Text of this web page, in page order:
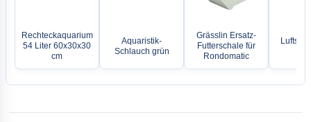
Rechteckaquarium
54 Liter 60x30x30
cm
Aquaristik-
Schlauch grün
Grässlin Ersatz-
Futterschale für
Rondomatic